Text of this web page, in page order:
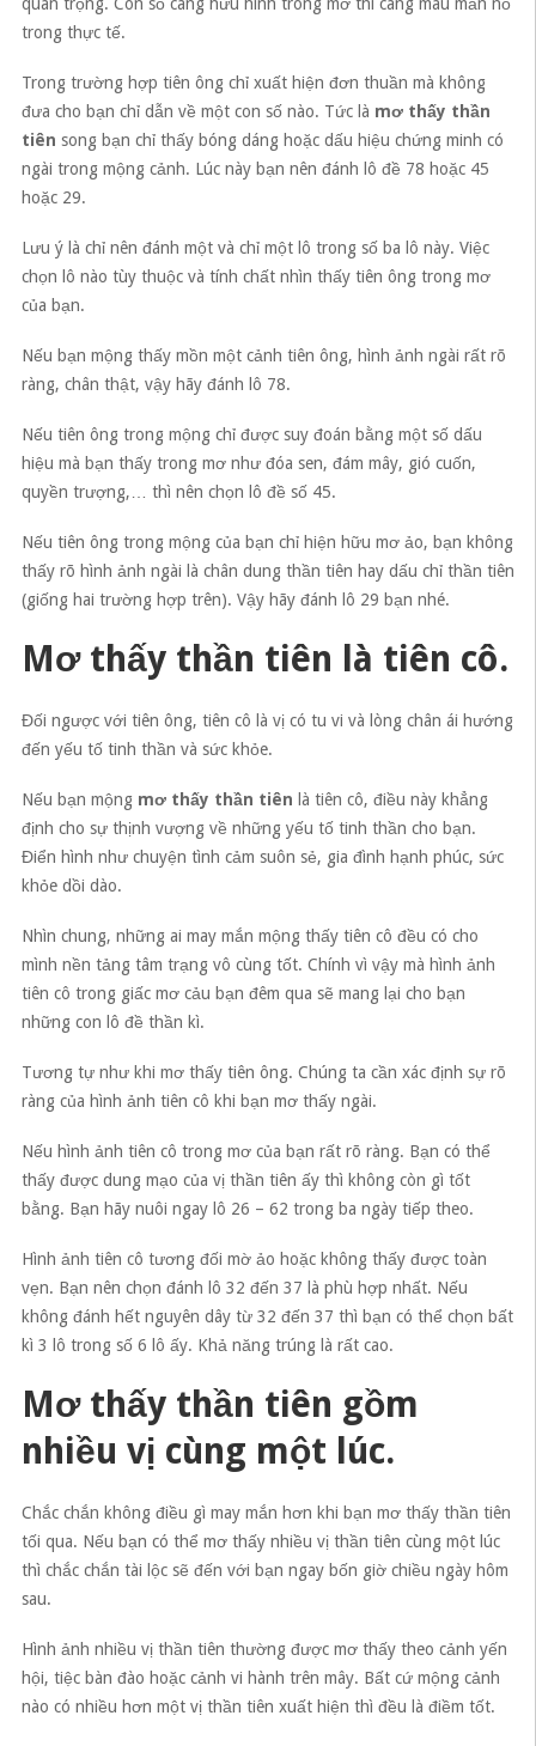
trong thực tế.
Trong trường hợp tiên ông chỉ xuất hiện đơn thuần mà không
đưa cho bạn chỉ dẫn về một con số nào. Tức là mơ thấy thần
tiên song bạn chỉ thấy bóng dáng hoặc dấu hiệu chứng minh có
ngài trong mộng cảnh. Lúc này bạn nên đánh lô đề 78 hoặc 45
hoặc 29.
Lưu ý là chỉ nên đánh một và chỉ một lô trong số ba lô này. Việc
chọn lô nào tùy thuộc và tính chất nhìn thấy tiên ông trong mơ
của bạn.
Nếu bạn mộng thấy mồn một cảnh tiên ông, hình ảnh ngài rất rõ
ràng, chân thật, vậy hãy đánh lô 78.
Nếu tiên ông trong mộng chỉ được suy đoán bằng một số dấu
hiệu mà bạn thấy trong mơ như đóa sen, đám mây, gió cuốn,
quyền trượng,… thì nên chọn lô đề số 45.
Nếu tiên ông trong mộng của bạn chỉ hiện hữu mơ ảo, bạn không
thấy rõ hình ảnh ngài là chân dung thần tiên hay dấu chỉ thần tiên
(giống hai trường hợp trên). Vậy hãy đánh lô 29 bạn nhé.
Mơ thấy thần tiên là tiên cô.
Đối ngược với tiên ông, tiên cô là vị có tu vi và lòng chân ái hướng
đến yếu tố tinh thần và sức khỏe.
Nếu bạn mộng mơ thấy thần tiên là tiên cô, điều này khẳng
định cho sự thịnh vượng về những yếu tố tinh thần cho bạn.
Điển hình như chuyện tình cảm suôn sẻ, gia đình hạnh phúc, sức
khỏe dồi dào.
Nhìn chung, những ai may mắn mộng thấy tiên cô đều có cho
mình nền tảng tâm trạng vô cùng tốt. Chính vì vậy mà hình ảnh
tiên cô trong giấc mơ cảu bạn đêm qua sẽ mang lại cho bạn
những con lô đề thần kì.
Tương tự như khi mơ thấy tiên ông. Chúng ta cần xác định sự rõ
ràng của hình ảnh tiên cô khi bạn mơ thấy ngài.
Nếu hình ảnh tiên cô trong mơ của bạn rất rõ ràng. Bạn có thể
thấy được dung mạo của vị thần tiên ấy thì không còn gì tốt
bằng. Bạn hãy nuôi ngay lô 26 – 62 trong ba ngày tiếp theo.
Hình ảnh tiên cô tương đối mờ ảo hoặc không thấy được toàn
vẹn. Bạn nên chọn đánh lô 32 đến 37 là phù hợp nhất. Nếu
không đánh hết nguyên dây từ 32 đến 37 thì bạn có thể chọn bất
kì 3 lô trong số 6 lô ấy. Khả năng trúng là rất cao.
Mơ thấy thần tiên gồm
nhiều vị cùng một lúc.
Chắc chắn không điều gì may mắn hơn khi bạn mơ thấy thần tiên
tối qua. Nếu bạn có thể mơ thấy nhiều vị thần tiên cùng một lúc
thì chắc chắn tài lộc sẽ đến với bạn ngay bốn giờ chiều ngày hôm
sau.
Hình ảnh nhiều vị thần tiên thường được mơ thấy theo cảnh yến
hội, tiệc bàn đào hoặc cảnh vi hành trên mây. Bất cứ mộng cảnh
nào có nhiều hơn một vị thần tiên xuất hiện thì đều là điềm tốt.